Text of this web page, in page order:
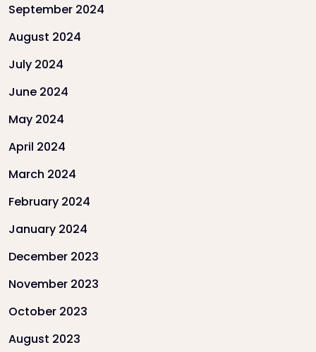
September 2024
August 2024
July 2024
June 2024
May 2024
April 2024
March 2024
February 2024
January 2024
December 2023
November 2023
October 2023
August 2023